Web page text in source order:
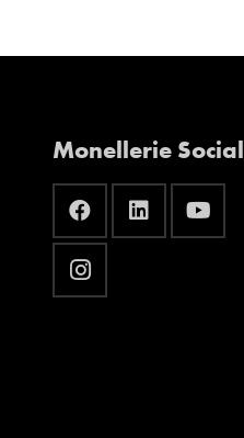
Monellerie Social